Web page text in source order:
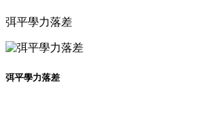
弭平學力落差
弭平學力落差